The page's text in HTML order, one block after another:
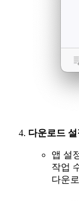
다운로드 설
앱 설
작업
다운